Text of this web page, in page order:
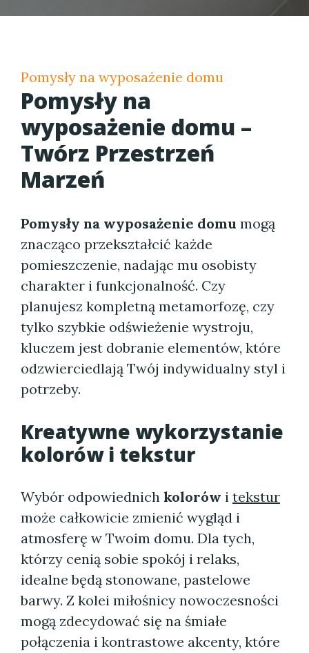
Pomysły na wyposażenie domu
Pomysły na
wyposażenie domu –
Twórz Przestrzeń
Marzeń
Pomysły na wyposażenie domu mogą
znacząco przekształcić każde
pomieszczenie, nadając mu osobisty
charakter i funkcjonalność. Czy
planujesz kompletną metamorfozę, czy
tylko szybkie odświeżenie wystroju,
kluczem jest dobranie elementów, które
odzwierciedlają Twój indywidualny styl i
potrzeby.
Kreatywne wykorzystanie
kolorów i tekstur
Wybór odpowiednich kolorów i tekstur
może całkowicie zmienić wygląd i
atmosferę w Twoim domu. Dla tych,
którzy cenią sobie spokój i relaks,
idealne będą stonowane, pastelowe
barwy. Z kolei miłośnicy nowoczesności
mogą zdecydować się na śmiałe
połączenia i kontrastowe akcenty, które